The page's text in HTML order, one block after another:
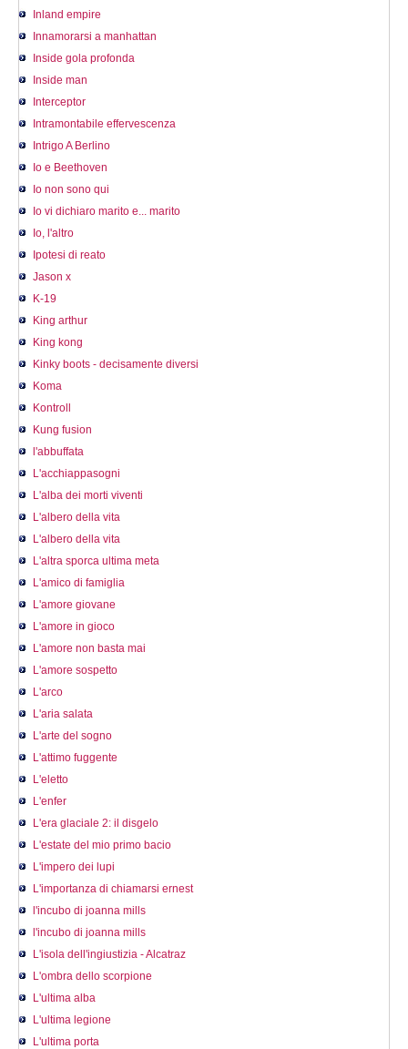
Inland empire
Innamorarsi a manhattan
Inside gola profonda
Inside man
Interceptor
Intramontabile effervescenza
Intrigo A Berlino
Io e Beethoven
Io non sono qui
Io vi dichiaro marito e... marito
Io, l'altro
Ipotesi di reato
Jason x
K-19
King arthur
King kong
Kinky boots - decisamente diversi
Koma
Kontroll
Kung fusion
l'abbuffata
L'acchiappasogni
L'alba dei morti viventi
L'albero della vita
L'albero della vita
L'altra sporca ultima meta
L'amico di famiglia
L'amore giovane
L'amore in gioco
L'amore non basta mai
L'amore sospetto
L'arco
L'aria salata
L'arte del sogno
L'attimo fuggente
L'eletto
L'enfer
L'era glaciale 2: il disgelo
L'estate del mio primo bacio
L'impero dei lupi
L'importanza di chiamarsi ernest
l'incubo di joanna mills
l'incubo di joanna mills
L'isola dell'ingiustizia - Alcatraz
L'ombra dello scorpione
L'ultima alba
L'ultima legione
L'ultima porta